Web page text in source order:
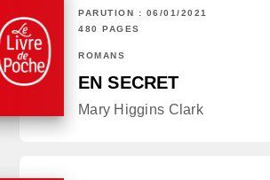
PARUTION : 06/01/2021
480 PAGES
ROMANS
EN SECRET
Mary Higgins Clark